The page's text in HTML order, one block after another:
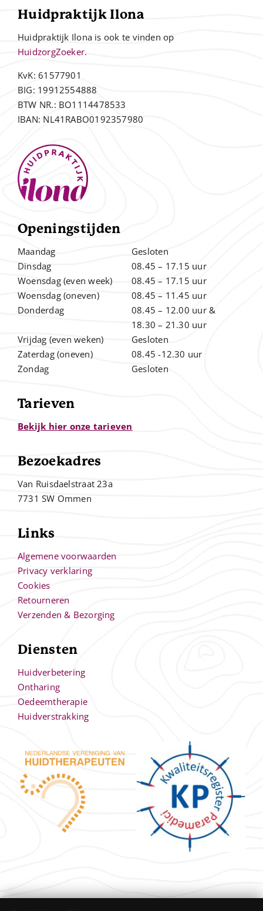
Huidpraktijk Ilona
Huidpraktijk Ilona is ook te vinden op
HuidzorgZoeker.
KvK: 61577901
BIG: 19912554888
BTW NR.: BO1114478533
IBAN: NL41RABO0192357980
Openingstijden
Maandag
Dinsdag
Woensdag (even week)
Woensdag (oneven)
Donderdag
Vrijdag (even weken)
Zaterdag (oneven)
Zondag
Gesloten
08.45 – 17.15 uur
08.45 – 17.15 uur
08.45 – 11.45 uur
08.45 – 12.00 uur &
18.30 – 21.30 uur
Gesloten
08.45 -12.30 uur
Gesloten
Tarieven
Bekijk hier onze tarieven
Bezoekadres
Van Ruisdaelstraat 23a
7731 SW Ommen
Links
Algemene voorwaarden
Privacy verklaring
Cookies
Retourneren
Verzenden & Bezorging
Diensten
Huidverbetering
Ontharing
Oedeemtherapie
Huidverstrakking